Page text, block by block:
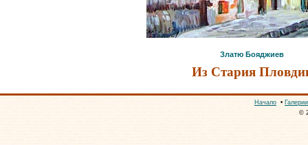
Златю Бояджиев
Из Стария
Начало • Галерии
©